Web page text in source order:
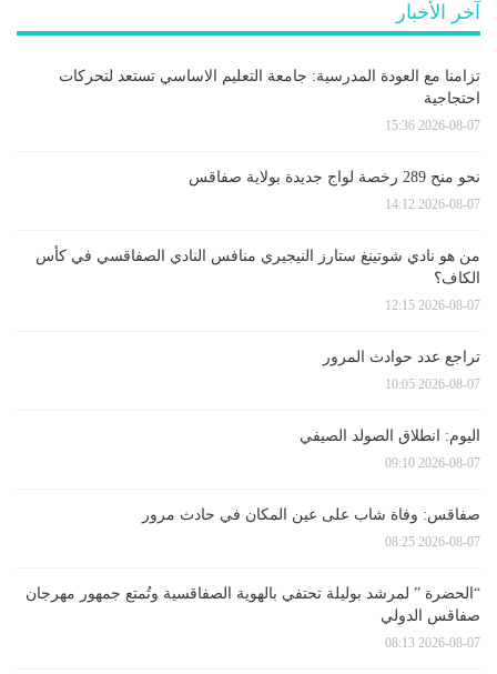
آخر الأخبار
تزامنا مع العودة المدرسية: جامعة التعليم الاساسي تستعد لتحركات
احتجاجية
2026-08-07 15:36
نحو منح 289 رخصة لواج جديدة بولاية صفاقس
2026-08-07 14:12
من هو نادي شوتينغ ستارز النيجيري منافس النادي الصفاقسي في كأس
الكاف؟
2026-08-07 12:15
تراجع عدد حوادث المرور
2026-08-07 10:05
اليوم: انطلاق الصولد الصيفي
2026-08-07 09:10
صفاقس: وفاة شاب على عين المكان في حادث مرور
2026-08-07 08:25
“الحضرة ” لمرشد بوليلة تحتفي بالهوية الصفاقسية وتُمتع جمهور مهرجان
صفاقس الدولي
2026-08-07 08:13